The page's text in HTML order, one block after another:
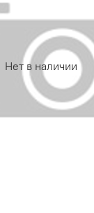
Нет в наличии